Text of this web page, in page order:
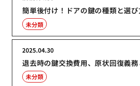
簡単後付け！ドアの鍵の種類と選び
未分類
退去時の鍵交換費用、原状回復義
2025.04.30
未分類